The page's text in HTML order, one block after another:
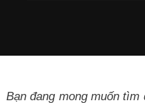
Bạn đang mong muốn